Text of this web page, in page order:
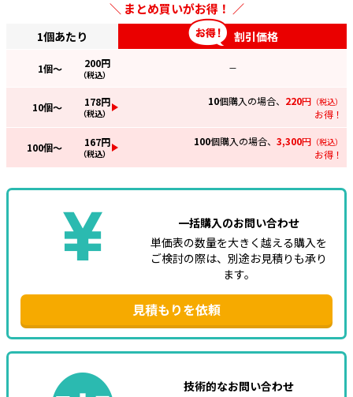
まとめ買いがお得！
1個あたり 割引価格
1個～ 200円
（税込）
—
10個～ 178円
（税込）
10個購入の場合、 220円 （税込）
お得！
100個～ 167円
（税込）
100個購入の場合、 3,300円 （税込）
お得！
一括購入のお問い合わせ
単価表の数量を大きく越える購入を
ご検討の際は、別途お見積りも承り
ます。
見積もりを依頼
技術的なお問い合わせ